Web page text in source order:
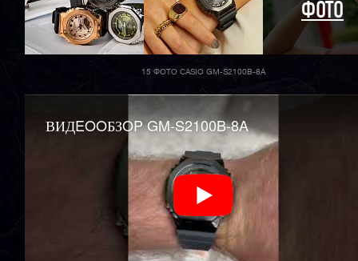
ФОТО
15 ФОТО CASIO GM-S2100B-8A
ВИДEOOБЗOP GM-S2100B-8A